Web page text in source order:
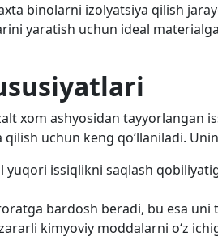
binolarni izolyatsiya qilish
yaratish uchun ideal
xom ashyosidan tayyorlangan
uchun keng qo‘llaniladi.
yuqori issiqlikni saqlash
bardosh beradi, bu esa
kimyoviy moddalarni o‘z